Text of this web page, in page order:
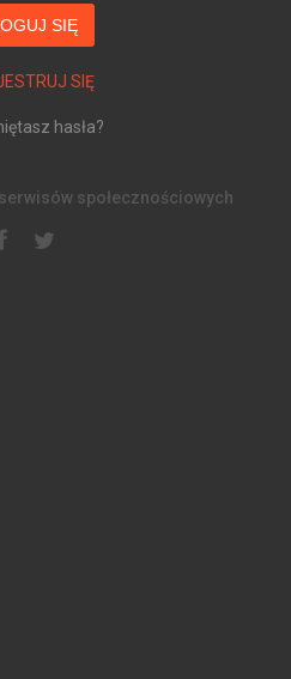
SIĘ
SIĘ
hasła?
społecznościowych